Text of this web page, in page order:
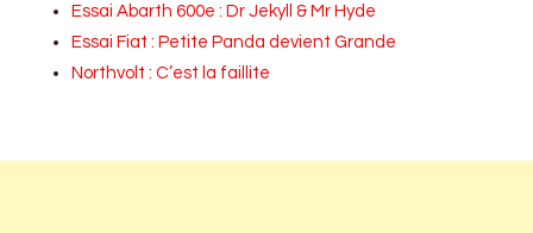
Essai Abarth 600e : Dr Jekyll & Mr Hyde
Essai Fiat : Petite Panda devient Grande
Northvolt : C’est la faillite